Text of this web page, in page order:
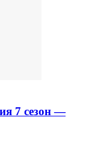
7 сезон —